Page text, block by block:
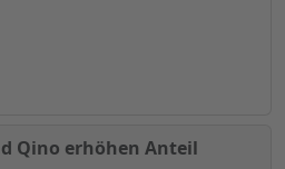
Qino erhöhen Anteil